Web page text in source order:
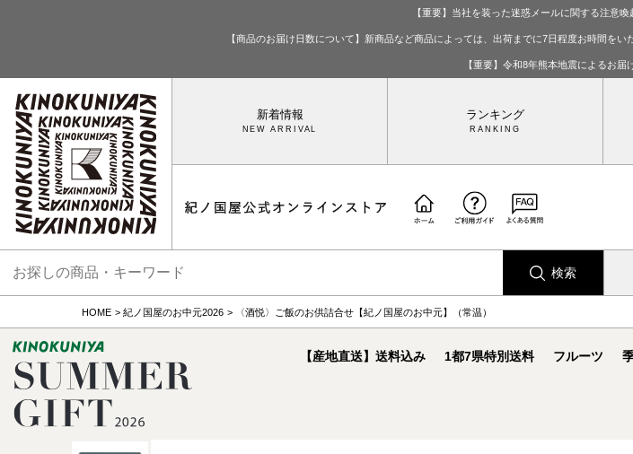
【重要】当社を装った迷惑メールに関する注意
【商品のお届け日数について】新商品など商品によっては、出荷までに7日程度お時間を
【重要】令和8年熊本地震によるお届
新着情報 ランキング
検索
HOME 紀ノ国屋のお中元2026 〈酒悦〉ご飯のお供詰合せ【紀ノ国屋のお中元】（常温）
【産地直送】送料込み 1都7県特別送料 フルーツ